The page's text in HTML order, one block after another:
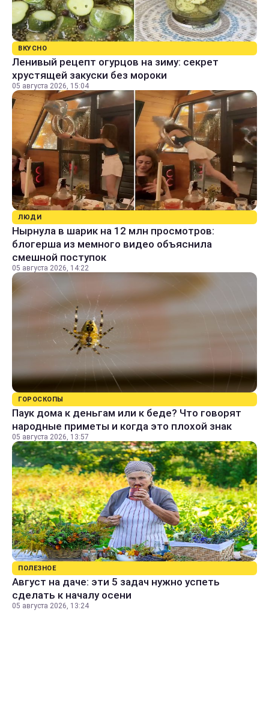
ВКУСНО
Ленивый рецепт огурцов на зиму: секрет
хрустящей закуски без мороки
05 августа 2026, 15:04
ЛЮДИ
Нырнула в шарик на 12 млн просмотров:
блогерша из мемного видео объяснила
смешной поступок
05 августа 2026, 14:22
ГОРОСКОПЫ
Паук дома к деньгам или к беде? Что говорят
народные приметы и когда это плохой знак
05 августа 2026, 13:57
ПОЛЕЗНОЕ
Август на даче: эти 5 задач нужно успеть
сделать к началу осени
05 августа 2026, 13:24